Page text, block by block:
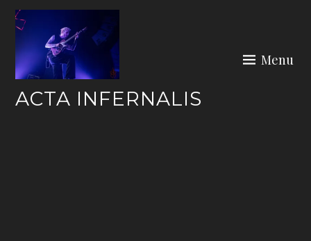
Skip
content
ACTA INFERNALIS
Menu